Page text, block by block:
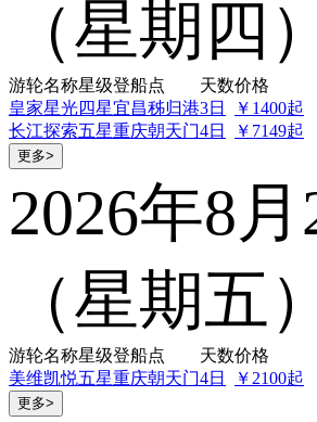
（星期四）
游轮名称星级登船点 天数价格
皇家星光四星宜昌秭归港3日
￥1400起
长江探索五星重庆朝天门4日 ￥7149起
更多>
2026年8月
（星期五）
游轮名称星级登船点 天数价格
美维凯悦五星重庆朝天门4日 ￥2100起
更多>